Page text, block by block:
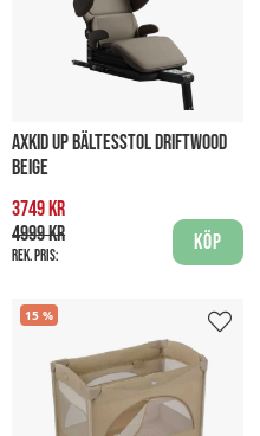
AXKID UP BÄLTESSTOL DRIFTWOOD
BEIGE
3749 kr
4999 kr
Rek. pris:
Köp
15